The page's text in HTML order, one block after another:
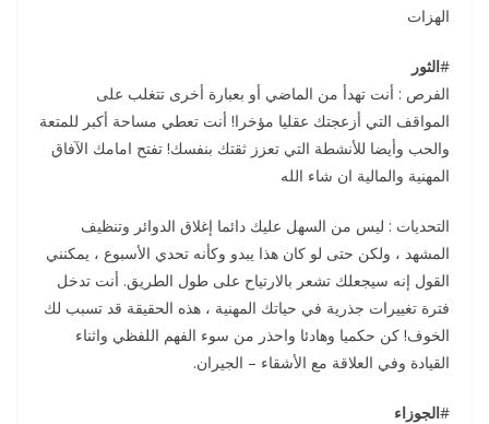
الهزات
#الثور
الفرص : أنت تهدأ من الماضي أو بعبارة أخرى تتغلب على
المواقف التي أزعجتك عقليا مؤخرا! أنت تعطي مساحة أكبر للمتعة
والحب وأيضا للأنشطة التي تعزز ثقتك بنفسك! تفتح امامك الآفاق
المهنية والمالية ان شاء الله
التحديات : ليس من السهل عليك دائما إغلاق الدوائر وتنظيف
المشهد ، ولكن حتى لو كان هذا يبدو وكأنه تحدي الأسبوع ، يمكنني
القول إنه سيجعلك تشعر بالارتياح على طول الطريق. أنت تدخل
فترة تغييرات جذرية في حياتك المهنية ، هذه الحقيقة قد تسبب لك
الخوف! كن حكميا وهادئا واحذر من سوء الفهم اللفظي واثناء
القيادة وفي العلاقة مع الأشقاء – الجيران.
#الجوزاء